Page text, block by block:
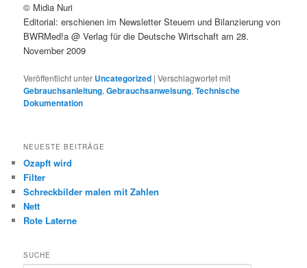
© Midia Nuri
Editorial: erschienen im Newsletter Steuern und Bilanzierung von
BWRMed!a @ Verlag für die Deutsche Wirtschaft am 28.
November 2009
Veröffentlicht unter Uncategorized |Verschlagwortet mit
Gebrauchsanleitung,Gebrauchsanweisung,Technische
Dokumentation
NEUESTE BEITRÄGE
Ozapft wird
Filter
Schreckbilder malen mit Zahlen
Nett
Rote Laterne
SUCHE